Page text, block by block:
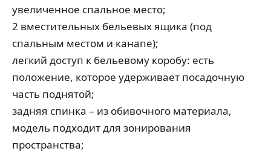
увеличенное спальное место;
2 вместительных бельевых ящика (под
спальным местом и канапе);
легкий доступ к бельевому коробу: есть
положение, которое удерживает посадочную
часть поднятой;
задняя спинка – из обивочного материала,
модель подходит для зонирования
пространства;